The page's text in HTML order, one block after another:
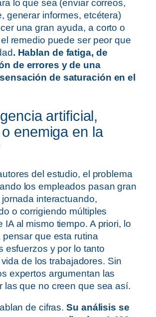
lo que sea (enviar correos,
generar informes, etcétera)
una gran ayuda, a corto o
remedio puede ser peor que
. Hablan de fatiga, de
de errores y de una
de saturación en el
artificial,
enemiga en la
del estudio, el problema
los empleados pasan gran
interactuando,
o corrigiendo múltiples
IA al mismo tiempo. A priori, lo
pensar que esta rutina
esfuerzos y por lo tanto
de los trabajadores. Sin
expertos argumentan las
las que no creen que sea así.
de cifras.Su análisis se